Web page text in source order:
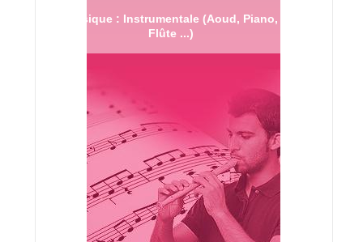
Musique : Instrumentale (Aoud, Piano,
Flûte ...)